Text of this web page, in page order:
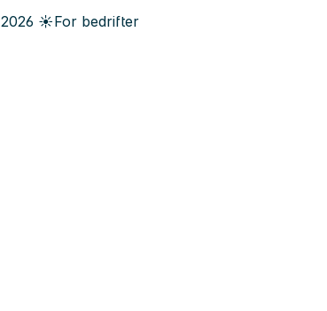
2026 ☀️For bedrifter